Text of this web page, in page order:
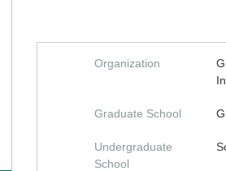
Organization
Graduate School
Undergraduate
School